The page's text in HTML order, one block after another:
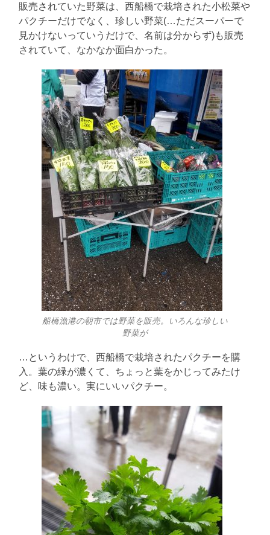
販売されていた野菜は、西船橋で栽培された小松菜や
パクチーだけでなく、珍しい野菜(…ただスーパーで
見かけないっていうだけで、名前は分からず)も販売
されていて、なかなか面白かった。
船橋漁港の朝市では野菜を販売。いろんな珍しい
野菜が
…というわけで、西船橋で栽培されたパクチーを購
入。葉の緑が濃くて、ちょっと葉をかじってみたけ
ど、味も濃い。実にいいパクチー。